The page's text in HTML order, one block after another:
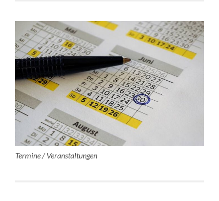
Termine / Veranstaltungen